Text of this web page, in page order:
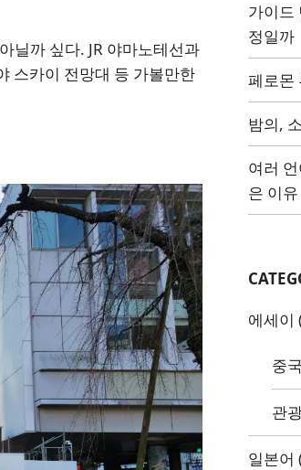
닐까 싶다. JR 야마노테선과
스카이 전망대 등 가볼만한
가이드
정일까
페로몬
밤의,
여러
은 이유
에세이
중
관
일본어